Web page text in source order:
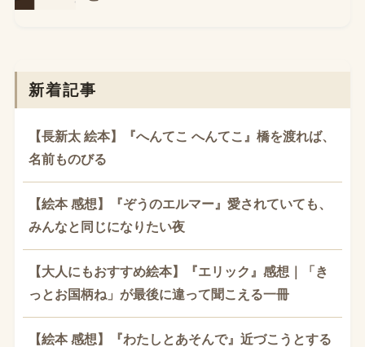
新着記事
【長新太 絵本】『へんてこ へんてこ』橋を渡れば、
名前ものびる
【絵本 感想】『ぞうのエルマー』愛されていても、
みんなと同じになりたい夜
【大人にもおすすめ絵本】『エリック』感想｜「き
っとお国柄ね」が最後に違って聞こえる一冊
【絵本 感想】『わたしとあそんで』近づこうとする